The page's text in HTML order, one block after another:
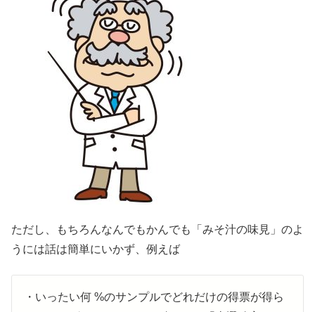
ただし、もちろんなんでもかんでも「みそ汁の味見」のよ
うには話は簡単にいかず、例えば
・いったい何 %のサンプルでどれだけの得票が得ら